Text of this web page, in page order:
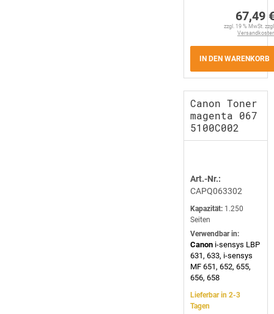
67,49
zzgl. 19 % MwSt.
IN DEN WARENKORB
Canon Toner
magenta 067
5100C002
Art.-Nr.:
CAPQ063302
Kapazität: 1.250
Seiten
Verwendbar in:
Canon i-sensys LBP
631, 633, i-sensys
MF 651, 652, 655,
656, 658
Lieferbar in 2-3
Tagen